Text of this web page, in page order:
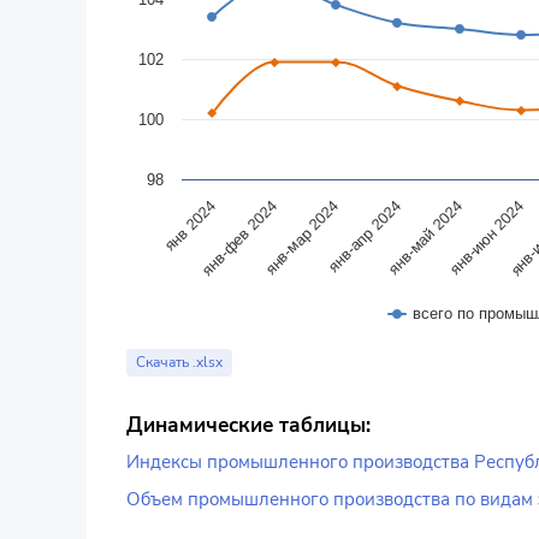
всего по
янв 2024янв-фев 2024янв-мар 2024янв-апр 2024янв-май 2024янв-июн 2024
98
100
102
End of interactive chart.
Скачать .xlsx
Динамические таблицы:
Индексы промышленного производства
Объем промышленного производства по видам